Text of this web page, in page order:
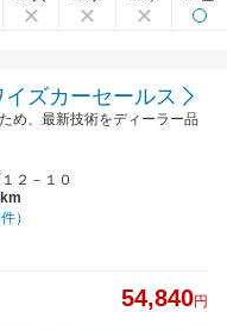
ズカーセールス
め、最新技術をディーラー品
２－１０
）
54,840円